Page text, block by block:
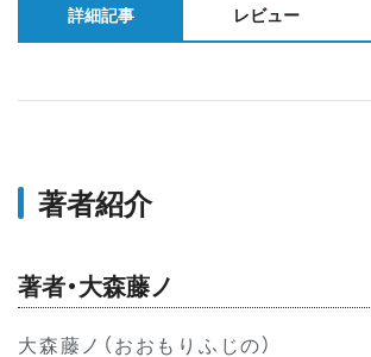
詳細記事 レビュー
著者紹介
著者・大森藤ノ
大森藤ノ（おおもりふじの）